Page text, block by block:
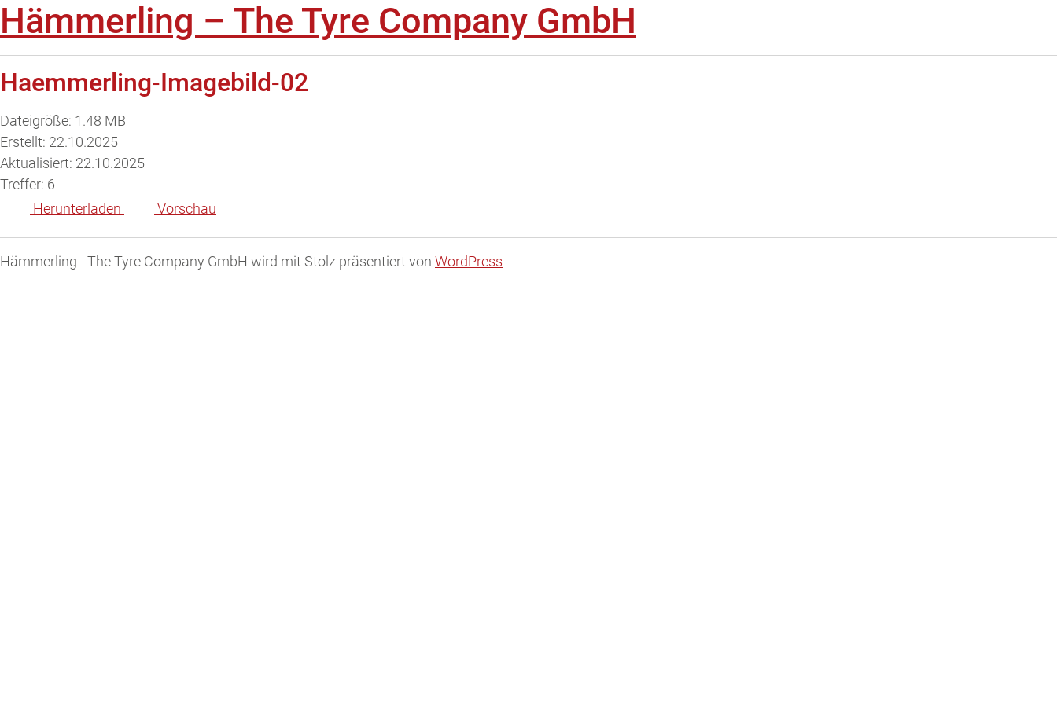
Hämmerling – The Tyre Company GmbH
Haemmerling-Imagebild-02
Dateigröße: 1.48 MB
Erstellt: 22.10.2025
Aktualisiert: 22.10.2025
Treffer: 6
Herunterladen
Vorschau
Hämmerling - The Tyre Company GmbH wird mit Stolz präsentiert von WordPress